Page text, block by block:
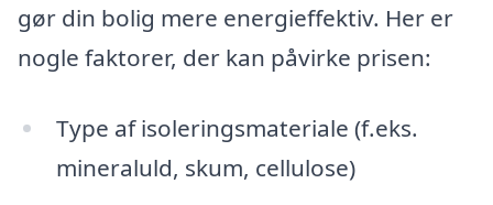
gør din bolig mere energieffektiv. Her er
nogle faktorer, der kan påvirke prisen:
Type af isoleringsmateriale (f.eks.
mineraluld, skum, cellulose)